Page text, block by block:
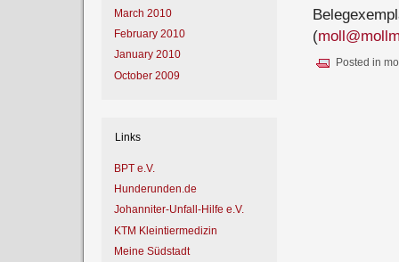
March 2010
February 2010
January 2010
October 2009
Links
BPT e.V.
Hunderunden.de
Johanniter-Unfall-Hilfe e.V.
KTM Kleintiermedizin
Meine Südstadt
(
Posted in